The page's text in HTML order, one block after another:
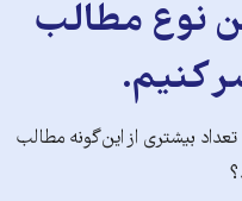
نوع مطالب
کنیم.
بیشتری از این‌گونه مطالب